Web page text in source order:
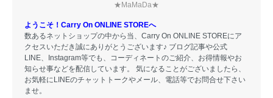
★MaMaDa★
ようこそ！Carry On ONLINE STOREへ
数あるネットショップの中から当、Carry On ONLINE STOREにア
クセスいただき誠にありがとうございます♪ ブログ記事や公式
LINE、Instagram等でも、コーディネートのご紹介、お得情報やお
知らせ事などを配信しています。 気になることがございましたら、
お気軽にLINEのチャットトークやメール、電話等でお問合せ下さい
ませ。